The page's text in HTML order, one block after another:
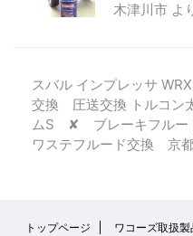
木津川市 よ
スバル インプレッサ
交換 圧送交換 トルコン
ムS ✘ ブレーキフル
ワステフルード交換 京
トップページ ワコーズ取扱